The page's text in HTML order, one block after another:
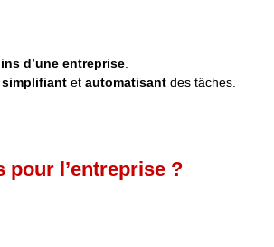
d’une entreprise.
simplifiantet automatisantdes tâches.
pour l’entreprise ?